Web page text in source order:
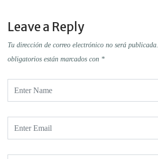
Leave a Reply
Tu dirección de correo electrónico no será publicada.
obligatorios están marcados con *